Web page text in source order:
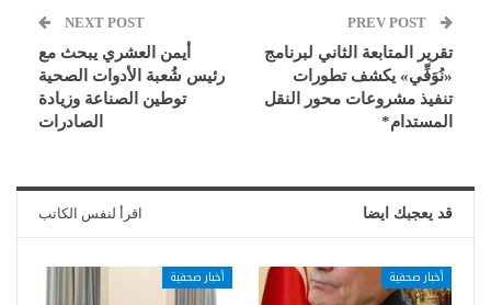
تقرير المتابعة الثاني لبرنامج
«نُوَفِّي» يكشف تطورات
تنفيذ مشروعات محور النقل
المستدام*
NEXT POST
أيمن العشري يبحث مع
رئيس شُعبة الأدوات الصحية
توطين الصناعة وزيادة
الصادرات
قد يعجبك ايضا اقرأ لنفس الكاتب
أخبار صحفية أخبار صحفية